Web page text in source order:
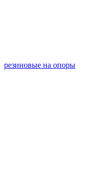
резиновые на опоры